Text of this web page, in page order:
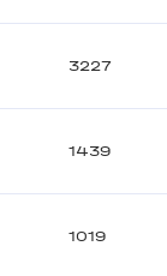
3227
1439
1019